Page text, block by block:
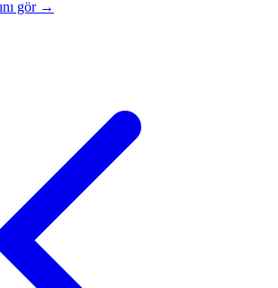
gör →